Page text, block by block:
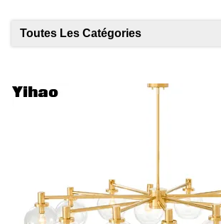
Toutes Les Catégories